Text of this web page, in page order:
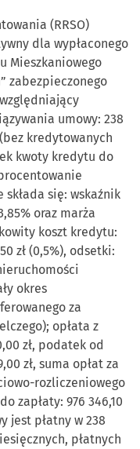
(RRSO)
dla wypłaconego
Mieszkaniowego
zabezpieczonego
umowy: 238
kredytowanych
kwoty kredytu do
się: wskaźnik
oraz marża
koszt kredytu:
zł (0,5%), odsetki:
okres
za
opłata z
zł, podatek od
zł, suma opłat za
rozliczeniowego
zapłaty: 976 346,10
jest płatny w 238
płatnych